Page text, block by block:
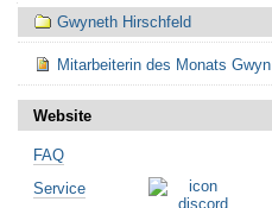
Navigation
Gwyneth Hirschfeld
Mitarbeiterin des Monats Gwyn
Website
FAQ
Service